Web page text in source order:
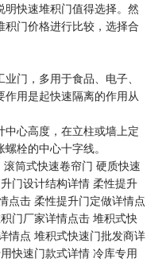
快速堆积门值得选择。然
门价格进行比较，选择合
门，多用于食品、电子、
用是起快速隔离的作用从
心高度，在立柱或墙上定
栓的中心十字线。
滚筒式快速卷帘门 硬质快速
门设计结构详情 柔性提升
点击 柔性提升门定做详情点
门厂家详情点击 堆积式快
情点 堆积式快速门批发商详
快速门款式详情 冷库专用